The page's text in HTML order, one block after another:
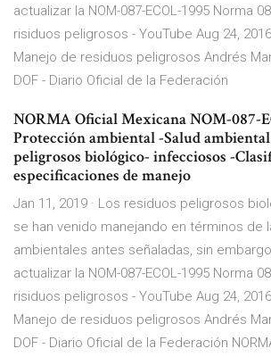
actualizar la NOM-087-ECOL-1995 Norma
risiduos peligrosos - YouTube Aug 24,
Manejo de residuos peligrosos Andrés
DOF - Diario Oficial de la Federación
NORMA Oficial Mexicana NOM-087-
Protección ambiental -Salud
peligrosos biológico- infecciosos -
especificaciones de manejo
Jan 11, 2019 · Los residuos peligrosos
se han venido manejando en términos de
ambientales antes señaladas, sin
actualizar la NOM-087-ECOL-1995 Norma
risiduos peligrosos - YouTube Aug 24,
Manejo de residuos peligrosos Andrés
DOF - Diario Oficial de la Federación